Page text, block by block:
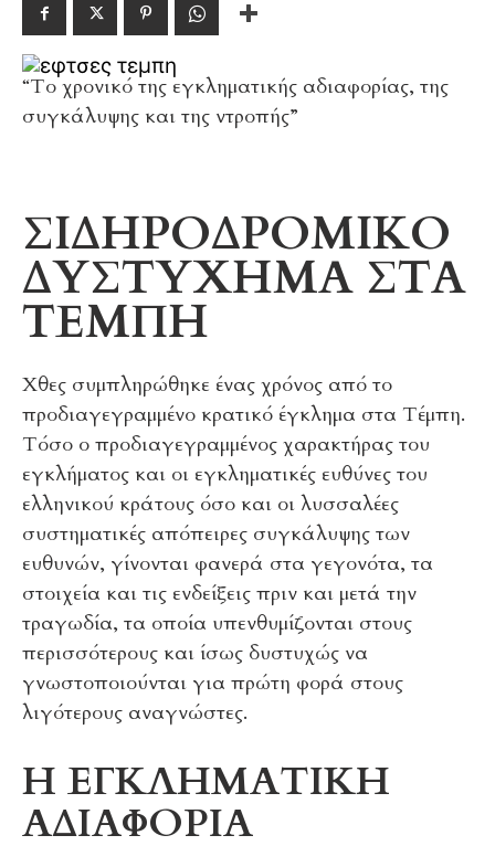
“Το χρονικό της εγκληματικής αδιαφορίας, της
συγκάλυψης και της ντροπής”
ΣΙΔΗΡΟΔΡΟΜΙΚΟ
ΔΥΣΤΥΧΗΜΑ ΣΤΑ
ΤΕΜΠΗ
Χθες συμπληρώθηκε ένας χρόνος από το
προδιαγεγραμμένο κρατικό έγκλημα στα Τέμπη.
Τόσο ο προδιαγεγραμμένος χαρακτήρας του
εγκλήματος και οι εγκληματικές ευθύνες του
ελληνικού κράτους όσο και οι λυσσαλέες
συστηματικές απόπειρες συγκάλυψης των
ευθυνών, γίνονται φανερά στα γεγονότα, τα
στοιχεία και τις ενδείξεις πριν και μετά την
τραγωδία, τα οποία υπενθυμίζονται στους
περισσότερους και ίσως δυστυχώς να
γνωστοποιούνται για πρώτη φορά στους
λιγότερους αναγνώστες.
Η ΕΓΚΛΗΜΑΤΙΚΗ
ΑΔΙΑΦΟΡΙΑ